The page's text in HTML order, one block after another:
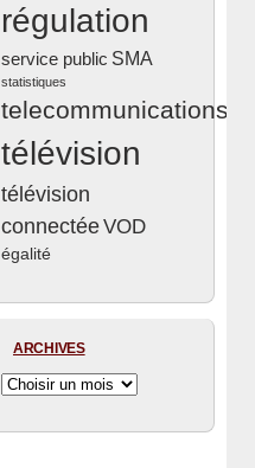
régulation
service public SMA
statistiques
telecommunications
télévision
télévision
connectéeVOD
égalité
ARCHIVES